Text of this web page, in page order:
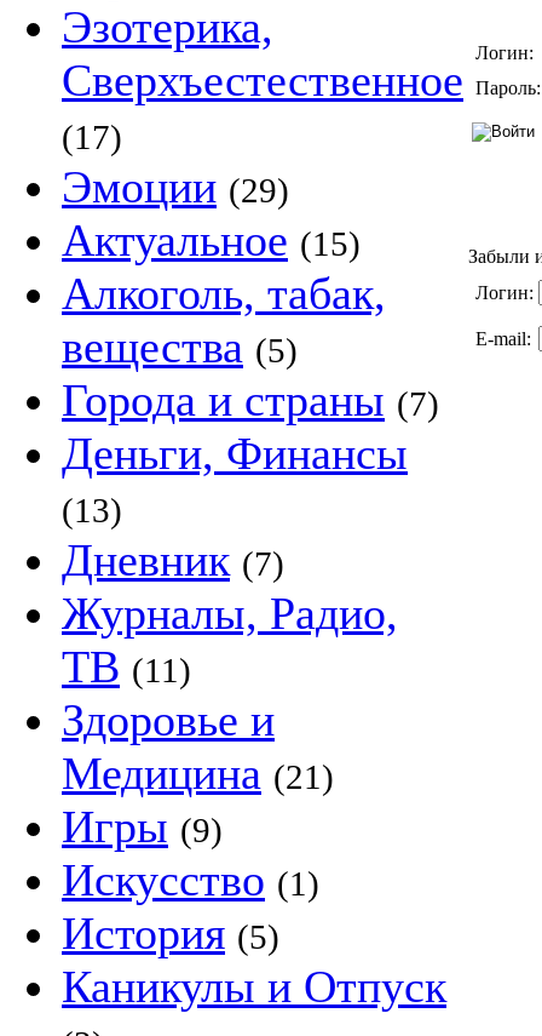
Эзотерика,
Сверхъестественное
(17)
Эмоции (29)
Актуальное (15)
Алкоголь, табак,
вещества (5)
Города и страны (7)
Деньги, Финансы
(13)
Дневник (7)
Журналы, Радио,
ТВ (11)
Здоровье и
Медицина (21)
Игры (9)
Искусство (1)
История (5)
Каникулы и Отпуск
Логин:
Пароль:
Забыли
Логин:
E-mail: